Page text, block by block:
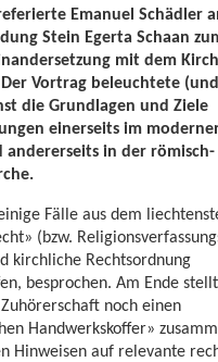
Emanuel Schädler
Stein Egerta Schaan
mit dem
Vortrag beleuchtete (und
die Grundlagen und Ziele
einerseits im
andererseits in der römisch-
Fälle aus dem
(bzw.
kirchliche Rechtsordnung
besprochen. Am Ende
noch einen
Handwerkskoffer»
Hinweisen auf relevante